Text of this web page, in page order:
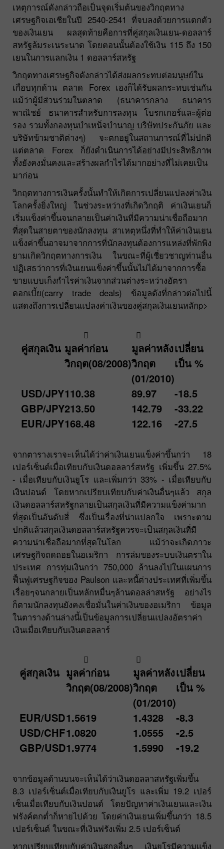
เหตุการณ์ดังกล่าวถือเป็นจุดเริ่มต้นของวิกฤตทาง
เศรษฐกิจเอเชียในปี 2540-2541 ที่จบลงด้วยการแตกตัว
ของเงินเยน ผลสุดท้ายคือการที่คู่สกุลเงินเยน-ดอลลาร์
สหรัฐล้มระเนระนาด โดยตอนนั้นต้องใช้เงิน 115 ถึง 150
เยนในการแลกเงิน 1 ดอลลาร์สหรัฐ
วิกฤตทางเศรษฐกิจดังกล่าวได้ส่งผลกระทบต่อมนุษย์ใน
เกือบทุกด้าน ตลาด Forex เองก็ได้รับผลกระทบเช่นกัน
แม้ว่าผู้มีส่วนร่วมในตลาด (ธนาคารกลาง ธนาคาร
พาณิชย์ ธนาคารสำหรับการลงทุน โบรกเกอร์และผู้ต่อ
รอง รวมทั้งกองทุนบำเหน็จบำนาญ บริษัทประกันภัย และ
บริษัทข้ามชาติต่างๆ) จะตกอยู่ในสถานการณ์ที่ไม่ปกติ
แต่ตลาด Forex ก็ยังดำเนินการได้อย่างมีประสิทธิภาพ
ทั้งยังคงมั่นคงและสร้างผลกำไรได้มากอย่างที่ไม่เคยเป็น
มาก่อน
วิกฤตทางการเงินครั้งนั้นทำให้เกิดการเปลี่ยนแปลงค่าเงิน
โลกครั้งยิ่งใหญ่ ในช่วงระหว่างที่เกิดวิกฤติ ค่าเงินเยนก็
เริ่มแข็งค่าขึ้นจนกลายเป็นค่าเงินที่มีความน่าเชื่อถือมาก
ที่สุดในสายตาของนักลงทุน สาเหตุหนึ่งที่ทำให้ค่าเงินเยน
แข็งค่าขึ้นอาจมาจากการที่นักลงทุนต้องการแหล่งที่พักพิง
ยามเกิดวิกฤตทางการเงิน ในขณะที่ผู้เชี่ยวชาญท่านอื่น
ปฏิเสธว่าการที่เงินเยนแข็งค่าขึ้นนั้นไม่ได้มาจากการซื้อ
ขายแบบเก็งกำไรค่าเงินจากส่วนต่างระหว่างอัตรา
ดอกเบี้ย(carry trade deals) ข้อมูลดังที่กล่าวต่อไปนี้
แสดงถึงการเปลี่ยนแปลงค่าเงินของคู่สกุลเงินเยนหลักp>
คู่สกุลเงิน มูลค่าก่อน
วิกฤต(08/2008)
มูลค่าหลัง
วิกฤต
(01/2010)
เปลี่ยน
เป็น %
USD/JPY110.38 89.97
-18.5
GBP/JPY213.50 142.79
-33.22
EUR/JPY168.48 122.16 -27.5
จากตารางเราจะเห็นได้ว่าค่าเงินเยนแข็งค่าขึ้นกว่า 18
เปอร์เซ็นต์เมื่อเทียบกับเงินดอลลาร์สหรัฐ เพิ่มขึ้น 27.5%
- เมื่อเทียบกับเงินยูโร และเพิ่มกว่า 33% - เมื่อเทียบกับ
เงินปอนด์ โดยหากเปรียบเทียบกับค่าเงินอื่นๆแล้ว สกุล
เงินดอลลาร์สหรัฐกลายเป็นสกุลเงินที่มีความแข็งค่ามาก
ที่สุดเป็นอันดับสี่ ซึ่งเป็นเรื่องที่น่าแปลกใจ เพราะตาม
ปกติแล้วสกุลเงินดอลลาร์สหรัฐควรจะเป็นสกุลเงินที่มี
ความน่าเชื่อถือมากที่สุดในโลก แม้ว่าจะเกิดภาวะ
เศรษฐกิจถดถอยในอเมริกา การล่มของระบบเงินตราใน
ประเทศ การทุ่มเงินกว่า 750,000 ล้านลงไปในแผนการ
ฟื้นฟูเศรษฐกิจของ Paulson และหนี้ต่างประเทศที่เพิ่มขึ้น
เรื่อยๆจนกลายเป็นหลักหมื่นๆล้านดอลล่าสหรัฐ อย่างไร
ก็ตามนักลงทุนยังคงเชื่อมั่นในค่าเงินของอเมริกา ข้อมูล
ในตารางด้านล่างนี้เป็นข้อมูลการเปลี่ยนแปลงอัตราค่า
เงินเมื่อเทียบกับเงินดอลลาร์
คู่สกุลเงิน มูลค่าก่อน
วิกฤต(08/2008)
มูลค่าหลัง
วิกฤต
(01/2010)
เปลี่ยน
เป็น %
EUR/USD1.5619 1.4328
-8.3
USD/CHF1.0820 1.0555
-2.5
GBP/USD1.9774 1.5990 -19.2
จากข้อมูลด้านบนจะเห็นได้ว่าเงินดอลลาสหรัฐเพิ่มขึ้น
8.3 เปอร์เซ็นต์เมื่อเทียบกับเงินยูโร และเพิ่ม 19.2 เปอร์
เซ็นเมื่อเทียบกับเงินปอนด์ โดยปัญหาค่าเงินเยนและเงิน
ฟรังค์ตกต่ำก็หายไปด้วย โดยค่าเงินเยนเพิ่มขึ้นกว่า 18.5
เปอร์เซ็นต์ ในขณะที่เงินฟรังเพิ่ม 2.5 เปอร์เซ็นต์
หากเปรียบเทียบกับค่าเงินสกุลอื่นๆ เงินยูโรมีความแข็ง